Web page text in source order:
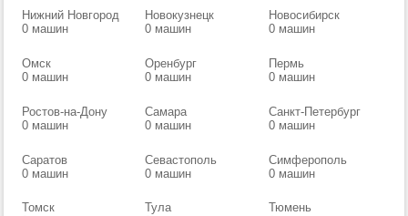
Нижний Новгород
0 машин
Новокузнецк
0 машин
Новосибирск
0 машин
Омск
0 машин
Оренбург
0 машин
Пермь
0 машин
Ростов-на-Дону
0 машин
Самара
0 машин
Санкт-Петербург
0 машин
Саратов
0 машин
Севастополь
0 машин
Симферополь
0 машин
Томск
Тула
Тюмень